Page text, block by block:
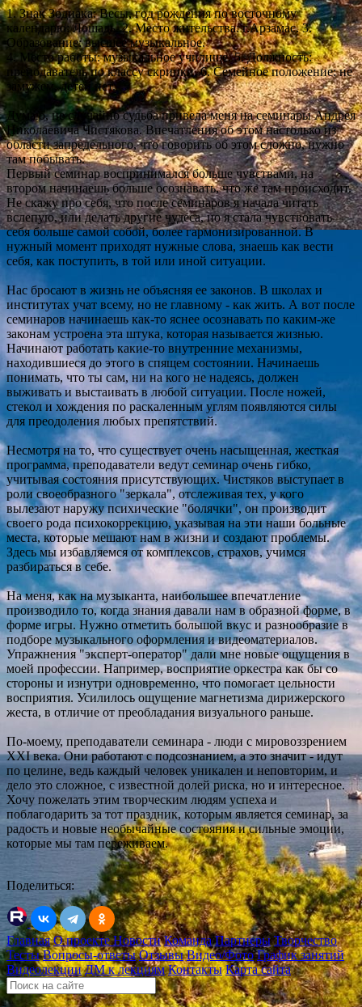
1. Знак Зодиака: Весы, год рождения по восточному
календарю: Лошадь. 2. Место жительства: г.Арзамас. 3.
Образование: высшее музыкальное.
4. Место работы: музыкальное училище. 5. Должность:
преподаватель по классу скрипки. 6. Семейное положение: не
замужем, детей нет.
Думаю, не случайно судьба привела меня на семинары Андрея
Николаевича Чистякова. Впечатления об этом настолько из
области запредельного, что говорить об этом сложно, нужно
там побывать.
Первый семинар воспринимался больше чувствами, на
втором начинаешь больше осознавать, что же там происходит.
Не скажу про себя, что после семинаров я начала читать
вслепую, или делать другие чудеса, но я стала чувствовать
себя больше самой собой, более гармонизированной. В
нужный момент приходят нужные слова, знаешь как вести
себя, как поступить, в той или иной ситуации.
Нас бросают в жизнь не объясняя ее законов. В школах и
институтах учат всему, но не главному - как жить. А вот после
семинаров начинаешь как-то яснее осознавать по каким-же
законам устроена эта штука, которая называется жизнью.
Начинают работать какие-то внутренние механизмы,
находившиеся до этого в спящем состоянии. Начинаешь
понимать, что ты сам, ни на кого не надеясь, должен
выживать и выстаивать в любой ситуации. После ножей,
стекол и хождения по раскаленным углям появляются силы
для преодоления любых препятствий.
Несмотря на то, что существует очень насыщенная, жесткая
программа, преподаватели ведут семинар очень гибко,
учитывая состояния присутствующих. Чистяков выступает в
роли своеобразного "зеркала", отслеживая тех, у кого
вылезают наружу психические "болячки", он производит
своего рода психокоррекцию, указывая на эти наши больные
места, которые мешают нам в жизни и создают проблемы.
Здесь мы избавляемся от комплексов, страхов, учимся
разбираться в себе.
На меня, как на музыканта, наибольшее впечатление
производило то, когда знания давали нам в образной форме, в
форме игры. Нужно отметить большой вкус и разнообразие в
подборе музыкального оформления и видеоматериалов.
Упражнения "эксперт-оператор" дали мне новые ощущения в
моей профессии. Например, восприятие оркестра как бы со
стороны и изнутри одновременно, что помогает цельности
восприятия. Усилилось ощущение магнетизма дирижерского
жеста, в отличие от преобладания визуального раньше.
По-моему, преподаватели семинара - люди с мировоззрением
ХХI века. Они работают с подсознанием, а это значит - идут
по целине, ведь каждый человек уникален и неповторим, и
дело это сложное, с известной долей риска, но и интересное.
Хочу пожелать этим творческим людям успеха и
поблагодарить за тот праздник, которым является семинар, за
радость и новые необычайные состояния и сильные эмоции,
которые мы там переживаем.
Поделиться:
Главная О проектеНовости Команда Партнеры Творчество
Тесты Вопросы-ответы Отзывы Видео/Фото График занятий
Видеолекции ДМ к лекциям Контакты Карта сайта